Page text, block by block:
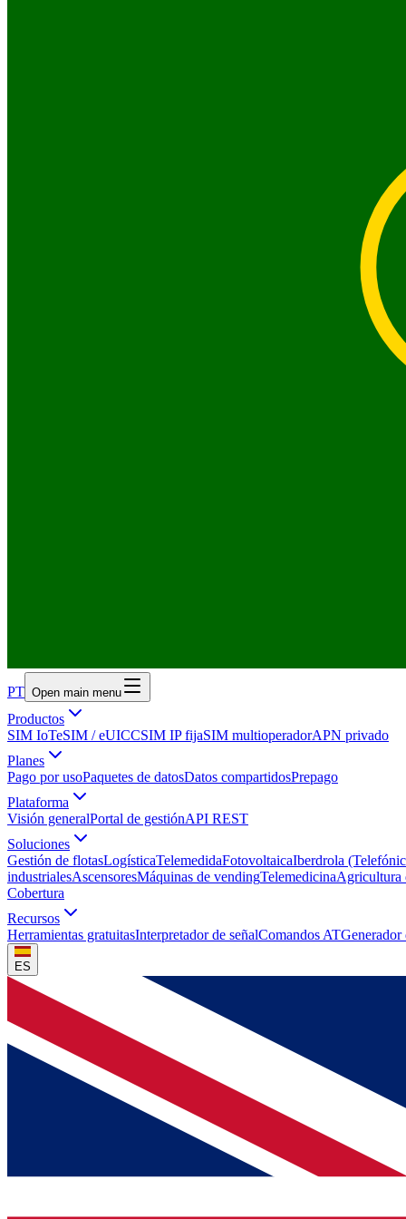
PT Open main menu
Productos
SIM IoTeSIM / eUICCSIM IP fijaSIM multioperadorAPN privado
Planes
Pago por usoPaquetes de datosDatos compartidosPrepago
Plataforma
Visión generalPortal de gestiónAPI REST
Soluciones
Gestión de flotasLogísticaTelemedidaFotovoltaicaIberdrola
industrialesAscensoresMáquinas de vendingTelemedicinaAgricultura
Cobertura
Recursos
Herramientas gratuitasInterpretador de señalComandos AT
ES